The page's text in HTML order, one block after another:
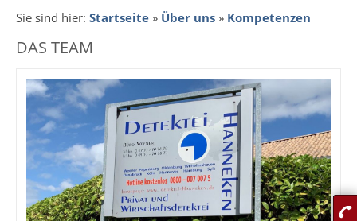
Sie sind hier: Startseite » Über uns » Kompetenzen
DAS TEAM